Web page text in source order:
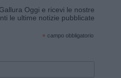
Oggi e ricevi le nostre
le ultime notizie pubblicate
* campo obbligatorio